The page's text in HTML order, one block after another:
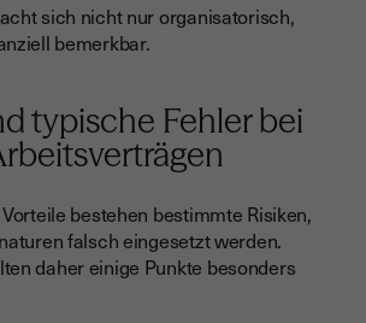
sich nicht nur organisatorisch,
bemerkbar.
typische Fehler bei
bestehen bestimmte Risiken,
falsch eingesetzt werden.
daher einige Punkte besonders